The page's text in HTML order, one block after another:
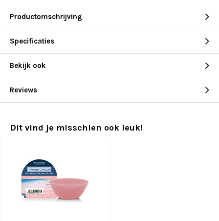
Productomschrijving
Specificaties
Bekijk ook
Reviews
Dit vind je misschien ook leuk!